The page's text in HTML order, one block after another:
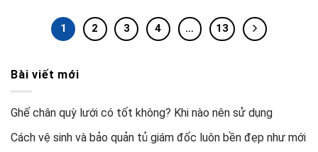
Bài viết mới
Ghế chân quỳ lưới có tốt không? Khi nào nên sử dụng
Cách vệ sinh và bảo quản tủ giám đốc luôn bền đẹp như mới
1 2 3 4 … 13